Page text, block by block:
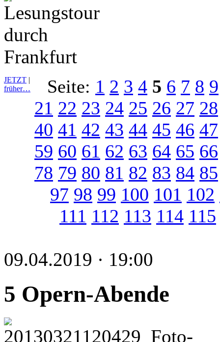
JETZT |
früher…
Seite: 1 2 3 4 5 6 7 8 9
21 22 23 24 25 26 27 28
40 41 42 43 44 45 46 47
59 60 61 62 63 64 65 66
78 79 80 81 82 83 84 85
97 98 99 100 101 102
111 112 113 114 115
09.04.2019 · 19:00
5 Opern-Abende